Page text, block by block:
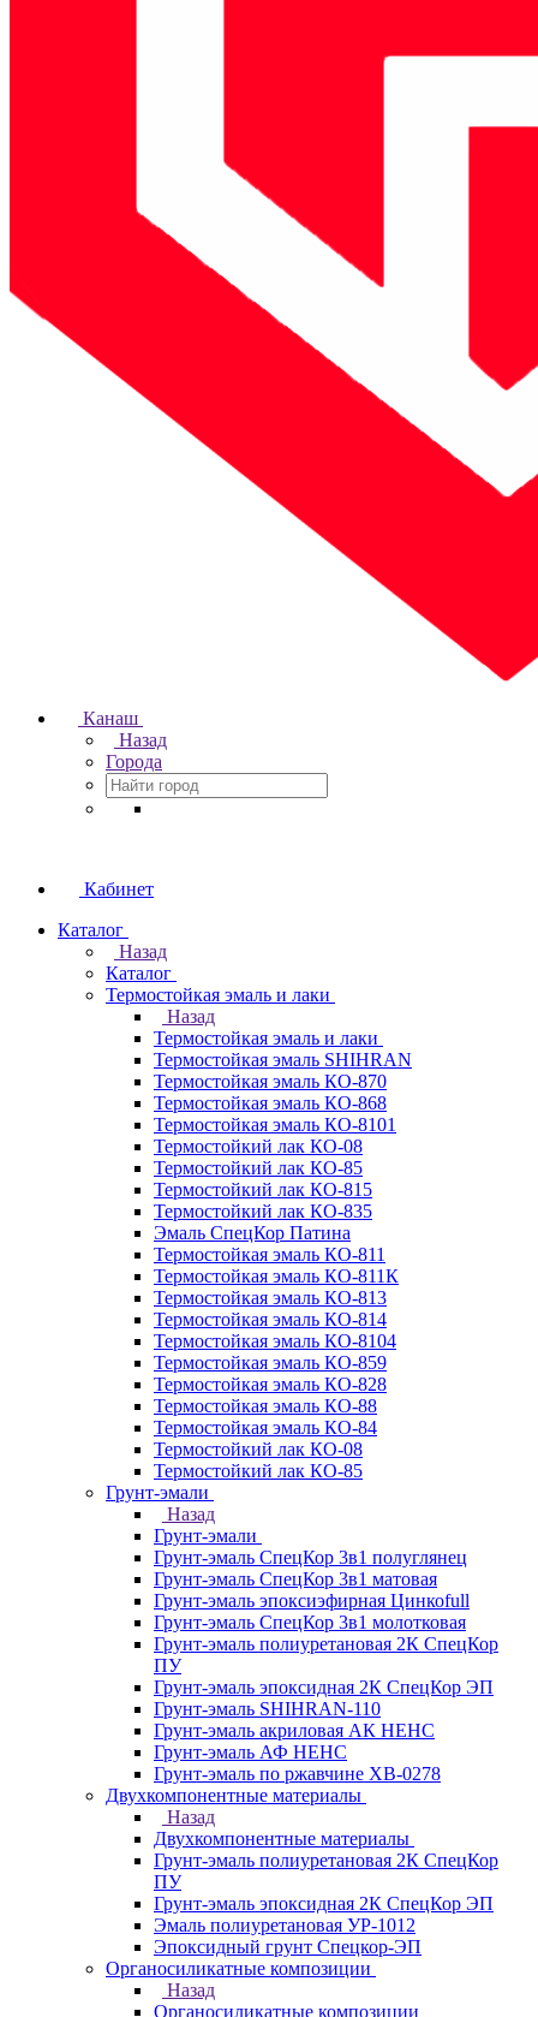
Канаш
Назад
Города
Кабинет
Каталог
Назад
Каталог
Термостойкая эмаль и лаки
Назад
Термостойкая эмаль и лаки
Термостойкая эмаль SHIHRAN
Термостойкая эмаль КО-870
Термостойкая эмаль КО-868
Термостойкая эмаль КО-8101
Термостойкий лак КО-08
Термостойкий лак КО-85
Термостойкий лак КО-815
Термостойкий лак КО-835
Эмаль СпецКор Патина
Термостойкая эмаль КО-811
Термостойкая эмаль КО-811К
Термостойкая эмаль КО-813
Термостойкая эмаль КО-814
Термостойкая эмаль КО-8104
Термостойкая эмаль КО-859
Термостойкая эмаль КО-828
Термостойкая эмаль КО-88
Термостойкая эмаль КО-84
Термостойкий лак КО-08
Термостойкий лак КО-85
Грунт-эмали
Назад
Грунт-эмали
Грунт-эмаль СпецКор 3в1 полуглянец
Грунт-эмаль СпецКор 3в1 матовая
Грунт-эмаль эпоксиэфирная Цинкоfull
Грунт-эмаль СпецКор 3в1 молотковая
Грунт-эмаль полиуретановая 2К СпецКор
ПУ
Грунт-эмаль эпоксидная 2К СпецКор ЭП
Грунт-эмаль SHIHRAN-110
Грунт-эмаль акриловая АК НЕНС
Грунт-эмаль АФ НЕНС
Грунт-эмаль по ржавчине ХВ-0278
Двухкомпонентные материалы
Назад
Двухкомпонентные материалы
Грунт-эмаль полиуретановая 2К СпецКор
ПУ
Грунт-эмаль эпоксидная 2К СпецКор ЭП
Эмаль полиуретановая УР-1012
Эпоксидный грунт Спецкор-ЭП
Органосиликатные композиции
Назад
Органосиликатные композиции